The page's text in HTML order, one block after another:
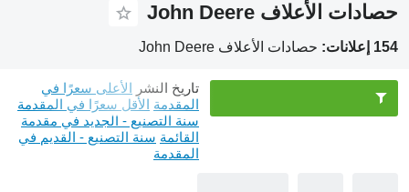
حصادات الأعلاف John Deere
154 إعلانات: حصادات الأعلاف John Deere
تاريخ النشر الأعلى سعرًا في
المقدمة الأقل سعرًا في المقدمة
سنة التصنيع - الجديد في مقدمة
القائمة سنة التصنيع - القديم في
المقدمة